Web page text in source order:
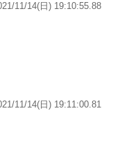
11/14(日) 19:10:55.88
11/14(日) 19:11:00.81